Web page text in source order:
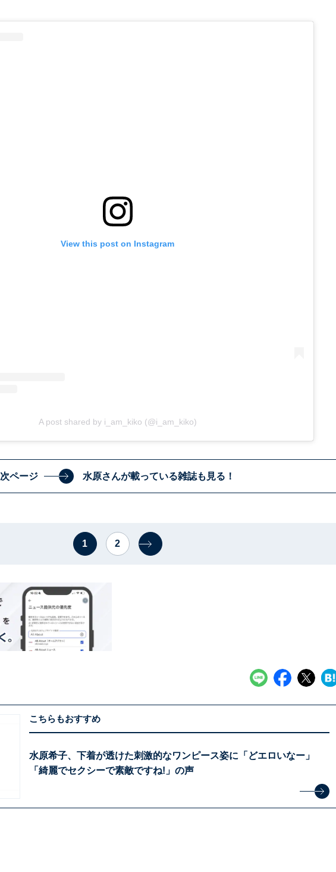
View this post on Instagram
A post shared by i_am_kiko (@i_am_kiko)
次ページ 水原さんが載っている雑誌も見る！
1 2
こちらもおすすめ
水原希子、下着が透けた刺激的なワンピース姿に「どエロいなー」
「綺麗でセクシーで素敵ですね!」の声